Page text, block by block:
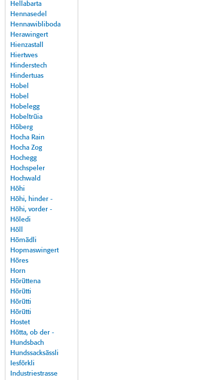
Hellabarta
Hennasedel
Hennawibliboda
Herawingert
Hienzastall
Hiertwes
Hinderstech
Hindertuas
Hobel
Hobel
Hobelegg
Hobeltrüia
Höberg
Hocha Rain
Hocha Zog
Hochegg
Hochspeler
Hochwald
Höhi
Höhi, hinder -
Höhi, vorder -
Höledi
Höll
Hömädli
Hopmaswingert
Höres
Horn
Hörüttena
Hörütti
Hörütti
Hörütti
Hostet
Hötta, ob der -
Hundsbach
Hundssacksässli
Iesförkli
Industriestrasse